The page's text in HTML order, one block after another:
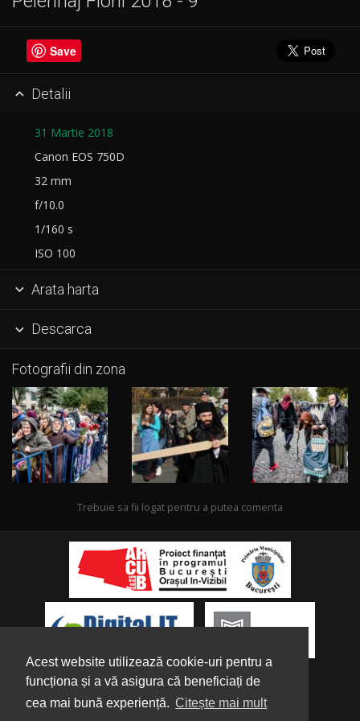
Acest website utilizează cookie-uri pentru a
funcționa și a vă asigura că beneficiați de
cea mai bună experiență. Citește mai mult
Save
 Detalii
31 Martie 2018
Canon EOS 750D
32 mm
f/10.0
1/160 s
ISO 100
 Arata harta
 Descarca
Fotografii din zona
Trebuie sa fii logat pentru a putea comenta